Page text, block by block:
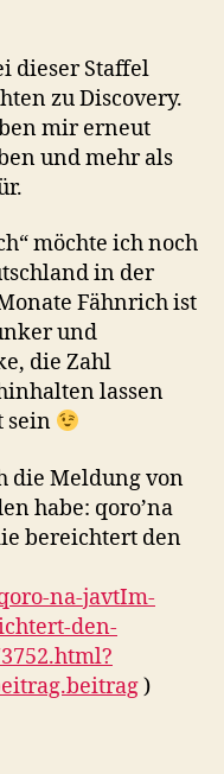
dieser Staffel
zu Discovery.
mir erneut
und mehr als
möchte ich noch
in der
Fähnrich ist
und
die Zahl
lassen
sein
die Meldung von
habe: qoro’na
bereichtert den
na-javtIm-
den-
)